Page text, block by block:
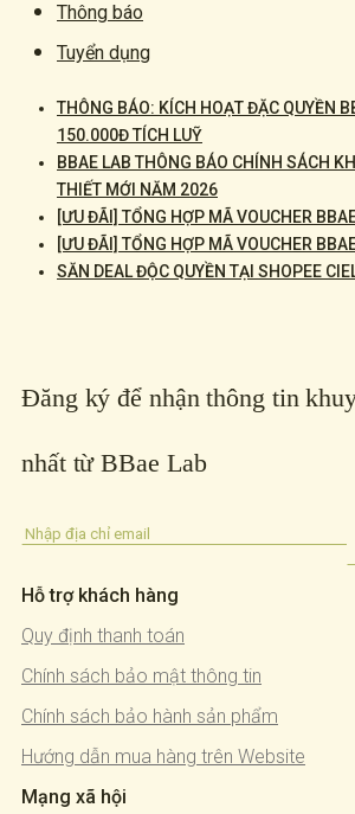
Thông báo
Tuyển dụng
THÔNG BÁO: KÍCH HOẠT ĐẶC QUYỀN
150.000Đ TÍCH LUỸ
BBAE LAB THÔNG BÁO CHÍNH SÁCH
THIẾT MỚI NĂM 2026
[ƯU ĐÃI] TỔNG HỢP MÃ VOUCHER
[ƯU ĐÃI] TỔNG HỢP MÃ VOUCHER
SĂN DEAL ĐỘC QUYỀN TẠI SHOPEE
Đăng ký để nhận thông tin
nhất từ BBae Lab
Hỗ trợ khách hàng
Quy định thanh toán
Chính sách bảo mật thông tin
Chính sách bảo hành sản phẩm
Hướng dẫn mua hàng trên Website
Mạng xã hội